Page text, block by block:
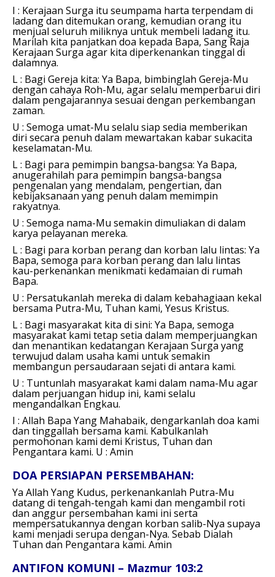
I : Kerajaan Surga itu seumpama harta terpendam di
ladang dan ditemukan orang, kemudian orang itu
menjual seluruh miliknya untuk membeli ladang itu.
Marilah kita panjatkan doa kepada Bapa, Sang Raja
Kerajaan Surga agar kita diperkenankan tinggal di
dalamnya.
L : Bagi Gereja kita: Ya Bapa, bimbinglah Gereja-Mu
dengan cahaya Roh-Mu, agar selalu memperbarui diri
dalam pengajarannya sesuai dengan perkembangan
zaman.
U : Semoga umat-Mu selalu siap sedia memberikan
diri secara penuh dalam mewartakan kabar sukacita
keselamatan-Mu.
L : Bagi para pemimpin bangsa-bangsa: Ya Bapa,
anugerahilah para pemimpin bangsa-bangsa
pengenalan yang mendalam, pengertian, dan
kebijaksanaan yang penuh dalam memimpin
rakyatnya.
U : Semoga nama-Mu semakin dimuliakan di dalam
karya pelayanan mereka.
L : Bagi para korban perang dan korban lalu lintas: Ya
Bapa, semoga para korban perang dan lalu lintas
kau-perkenankan menikmati kedamaian di rumah
Bapa.
U : Persatukanlah mereka di dalam kebahagiaan kekal
bersama Putra-Mu, Tuhan kami, Yesus Kristus.
L : Bagi masyarakat kita di sini: Ya Bapa, semoga
masyarakat kami tetap setia dalam memperjuangkan
dan menantikan kedatangan Kerajaan Surga yang
terwujud dalam usaha kami untuk semakin
membangun persaudaraan sejati di antara kami.
U : Tuntunlah masyarakat kami dalam nama-Mu agar
dalam perjuangan hidup ini, kami selalu
mengandalkan Engkau.
I : Allah Bapa Yang Mahabaik, dengarkanlah doa kami
dan tinggallah bersama kami. Kabulkanlah
permohonan kami demi Kristus, Tuhan dan
Pengantara kami. U : Amin
DOA PERSIAPAN PERSEMBAHAN:
Ya Allah Yang Kudus, perkenankanlah Putra-Mu
datang di tengah-tengah kami dan mengambil roti
dan anggur persembahan kami ini serta
mempersatukannya dengan korban salib-Nya supaya
kami menjadi serupa dengan-Nya. Sebab Dialah
Tuhan dan Pengantara kami. Amin
ANTIFON KOMUNI – Mazmur 103:2